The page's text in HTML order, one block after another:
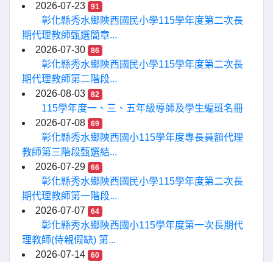
2026-07-23
91
彰化縣秀水鄉陝西國民小學115學年度第二次長
期代理教師甄選簡章...
2026-07-30
86
彰化縣秀水鄉陝西國民小學115學年度第二次長
期代理教師第二階段...
2026-08-03
82
115學年度一、三、五年級導師及學生編班名冊
2026-07-08
69
彰化縣秀水鄉陝西國小115學年度專長員額代理
教師第三階段甄選結...
2026-07-29
66
彰化縣秀水鄉陝西國民小學115學年度第二次長
期代理教師第一階段...
2026-07-07
64
彰化縣秀水鄉陝西國小115學年度第一次長期代
理教師(侍親假缺) 第...
2026-07-14
60